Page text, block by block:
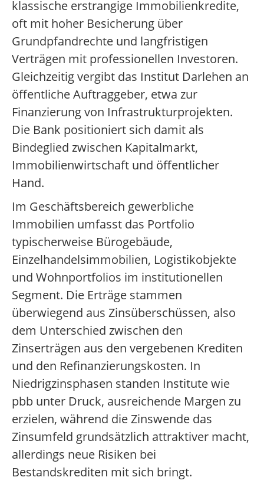
klassische erstrangige Immobilienkredite,
oft mit hoher Besicherung über
Grundpfandrechte und langfristigen
Verträgen mit professionellen Investoren.
Gleichzeitig vergibt das Institut Darlehen an
öffentliche Auftraggeber, etwa zur
Finanzierung von Infrastrukturprojekten.
Die Bank positioniert sich damit als
Bindeglied zwischen Kapitalmarkt,
Immobilienwirtschaft und öffentlicher
Hand.
Im Geschäftsbereich gewerbliche
Immobilien umfasst das Portfolio
typischerweise Bürogebäude,
Einzelhandelsimmobilien, Logistikobjekte
und Wohnportfolios im institutionellen
Segment. Die Erträge stammen
überwiegend aus Zinsüberschüssen, also
dem Unterschied zwischen den
Zinserträgen aus den vergebenen Krediten
und den Refinanzierungskosten. In
Niedrigzinsphasen standen Institute wie
pbb unter Druck, ausreichende Margen zu
erzielen, während die Zinswende das
Zinsumfeld grundsätzlich attraktiver macht,
allerdings neue Risiken bei
Bestandskrediten mit sich bringt.